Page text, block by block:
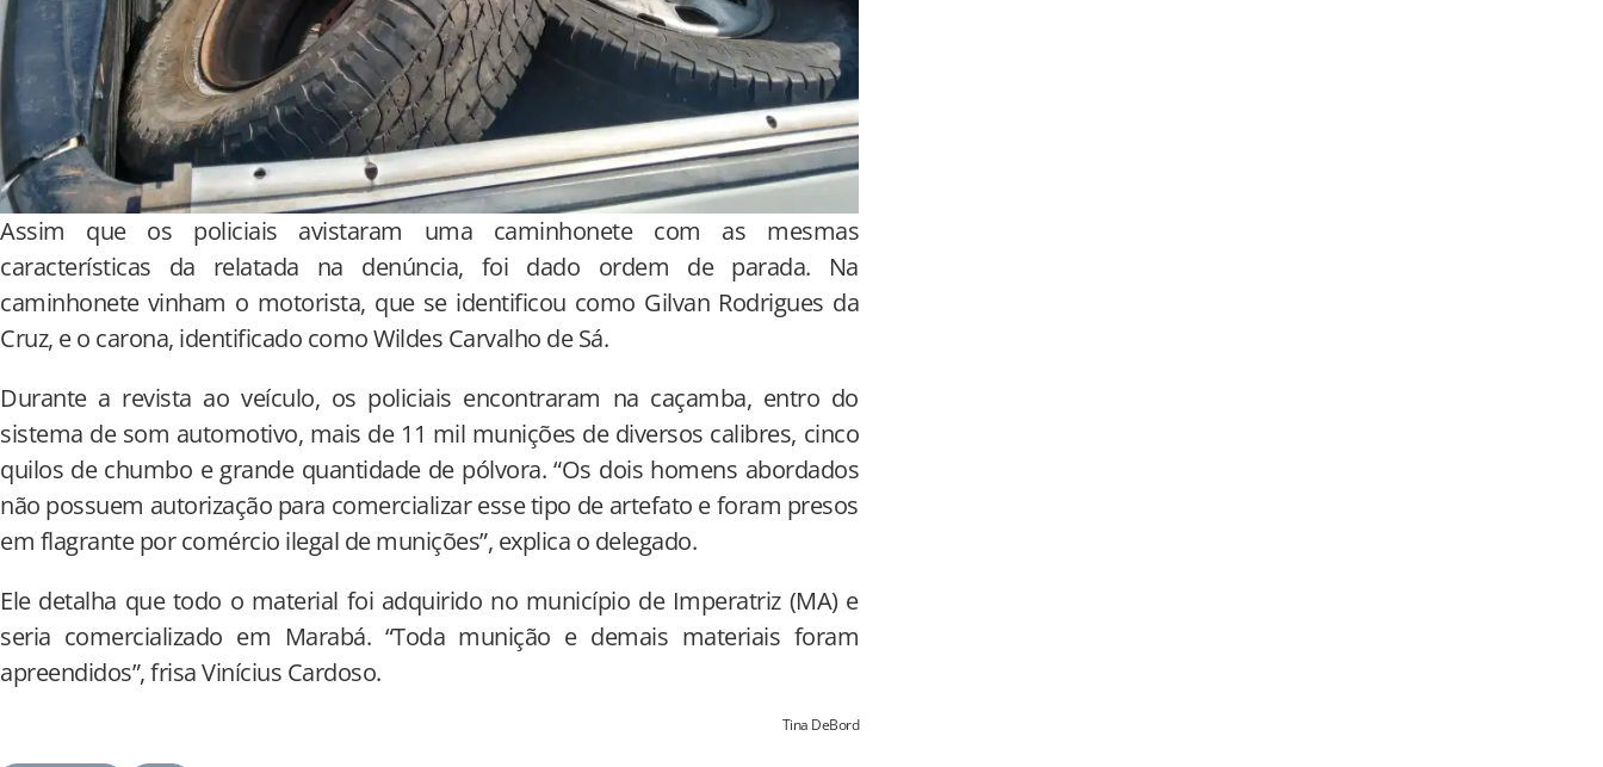
Assim que os policiais avistaram uma caminhonete com as mesmas
características da relatada na denúncia, foi dado ordem de parada. Na
caminhonete vinham o motorista, que se identificou como Gilvan Rodrigues da
Cruz, e o carona, identificado como Wildes Carvalho de Sá.
Durante a revista ao veículo, os policiais encontraram na caçamba, entro do
sistema de som automotivo, mais de 11 mil munições de diversos calibres, cinco
quilos de chumbo e grande quantidade de pólvora. “Os dois homens abordados
não possuem autorização para comercializar esse tipo de artefato e foram presos
em flagrante por comércio ilegal de munições”, explica o delegado.
Ele detalha que todo o material foi adquirido no município de Imperatriz (MA) e
seria comercializado em Marabá. “Toda munição e demais materiais foram
apreendidos”, frisa Vinícius Cardoso.
Tina DeBord